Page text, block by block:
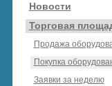
Новости
Торговая
Продажа
Покупка
Заявки за неделю